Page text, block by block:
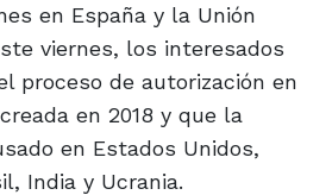
en España y la Unión
viernes, los interesados
proceso de autorización en
en 2018 y que la
en Estados Unidos,
India y Ucrania.